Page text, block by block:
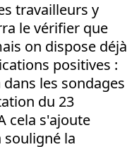
travailleurs y
le vérifier que
on dispose déjà
positives :
les sondages
du 23
cela s'ajoute
souligné la